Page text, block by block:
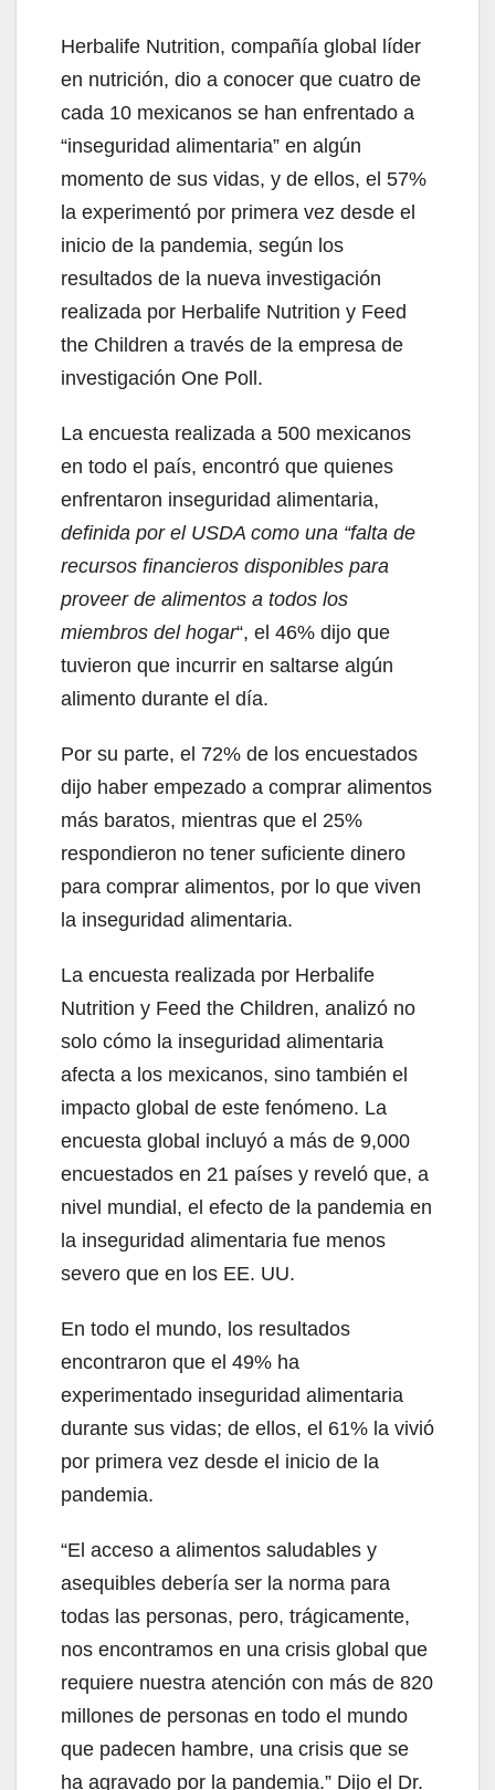
Herbalife Nutrition, compañía global líder
en nutrición, dio a conocer que cuatro de
cada 10 mexicanos se han enfrentado a
“inseguridad alimentaria” en algún
momento de sus vidas, y de ellos, el 57%
la experimentó por primera vez desde el
inicio de la pandemia, según los
resultados de la nueva investigación
realizada por Herbalife Nutrition y Feed
the Children a través de la empresa de
investigación One Poll.
La encuesta realizada a 500 mexicanos
en todo el país, encontró que quienes
enfrentaron inseguridad alimentaria,
definida por el USDA como una “falta de
recursos financieros disponibles para
proveer de alimentos a todos los
miembros del hogar“, el 46% dijo que
tuvieron que incurrir en saltarse algún
alimento durante el día.
Por su parte, el 72% de los encuestados
dijo haber empezado a comprar alimentos
más baratos, mientras que el 25%
respondieron no tener suficiente dinero
para comprar alimentos, por lo que viven
la inseguridad alimentaria.
La encuesta realizada por Herbalife
Nutrition y Feed the Children, analizó no
solo cómo la inseguridad alimentaria
afecta a los mexicanos, sino también el
impacto global de este fenómeno. La
encuesta global incluyó a más de 9,000
encuestados en 21 países y reveló que, a
nivel mundial, el efecto de la pandemia en
la inseguridad alimentaria fue menos
severo que en los EE. UU.
En todo el mundo, los resultados
encontraron que el 49% ha
experimentado inseguridad alimentaria
durante sus vidas; de ellos, el 61% la vivió
por primera vez desde el inicio de la
pandemia.
“El acceso a alimentos saludables y
asequibles debería ser la norma para
todas las personas, pero, trágicamente,
nos encontramos en una crisis global que
requiere nuestra atención con más de 820
millones de personas en todo el mundo
que padecen hambre, una crisis que se
ha agravado por la pandemia.” Dijo el Dr.